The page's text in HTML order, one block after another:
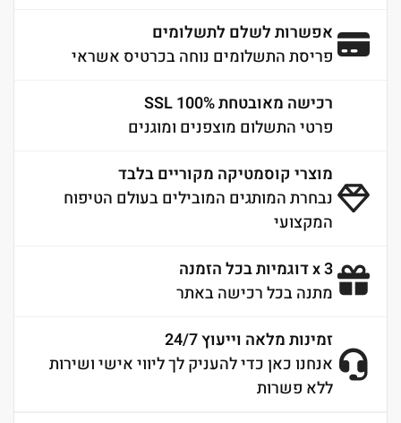
אפשרות לשלם לתשלומים
פריסת התשלומים נוחה בכרטיס אשראי
רכישה מאובטחת 100% SSL
פרטי התשלום מוצפנים ומוגנים
מוצרי קוסמטיקה מקוריים בלבד
נבחרת המותגים המובילים בעולם הטיפוח
המקצועי
3 x דוגמיות בכל הזמנה
מתנה בכל רכישה באתר
זמינות מלאה וייעוץ 24/7
אנחנו כאן כדי להעניק לך ליווי אישי ושירות
ללא פשרות